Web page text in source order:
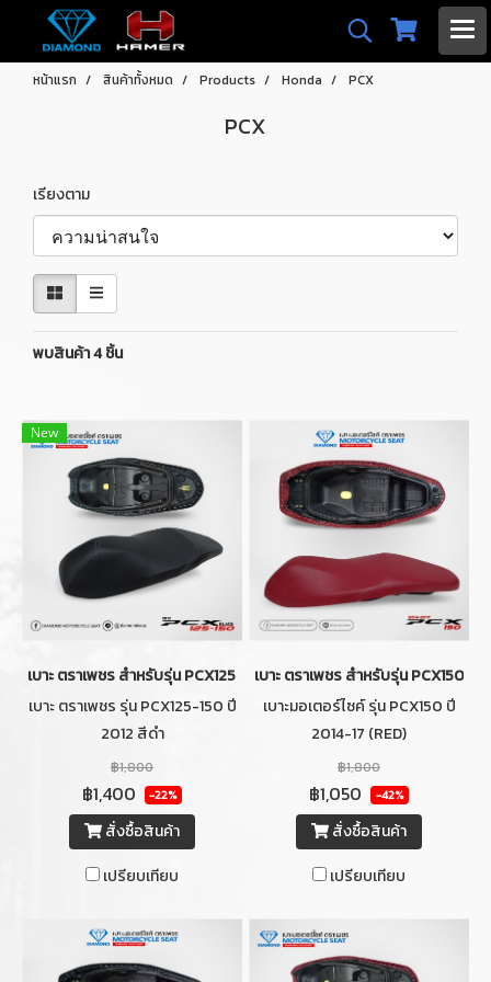
หน้าแรก สินค้าทั้งหมด Products Honda PCX
PCX
เรียงตาม
พบสินค้า 4 ชิ้น
New
เบาะ ตราเพชร สำหรับรุ่น PCX125-150 ปี 2012 สีดำ
เบาะ ตราเพชร รุ่น PCX125-150 ปี
2012 สีดำ
฿1,800
฿1,400 -22%
สั่งซื้อสินค้า
เปรียบเทียบ
เบาะ ตราเพชร สำหรับรุ่น PCX150 ปี
เบาะมอเตอร์ไซค์ รุ่น PCX150 ปี
2014-17 (RED)
฿1,800
฿1,050 -42%
สั่งซื้อสินค้า
เปรียบเทียบ